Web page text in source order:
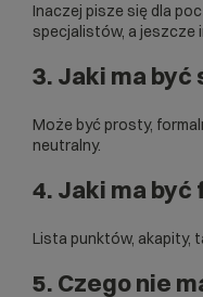
Inaczej pisze się dla
specjalistów, a jeszcze
3. Jaki ma być
Może być prosty,
neutralny.
4. Jaki ma
Lista punktów, akapity,
5. Czego nie